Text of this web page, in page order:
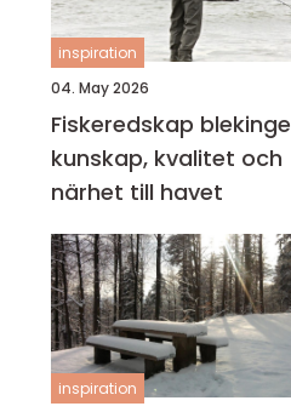
inspiration
04. May 2026
Fiskeredskap blekinge
kunskap, kvalitet och
närhet till havet
inspiration